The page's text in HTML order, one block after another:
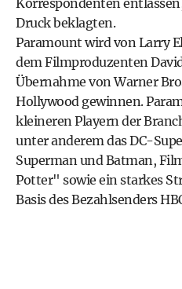
Korrespondenten
Druck beklagten.
Paramount wird von Larry
dem Filmproduzenten
Übernahme von Warner
Hollywood gewinnen.
kleineren Playern der
unter anderem das DC-
Superman und Batman,
Potter" sowie ein starkes
Basis des Bezahlsenders